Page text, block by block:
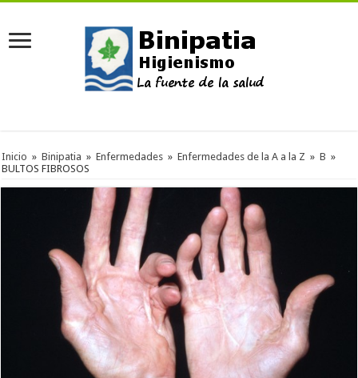
Inicio » Binipatia » Enfermedades » Enfermedades de la A a la Z » B »
BULTOS FIBROSOS